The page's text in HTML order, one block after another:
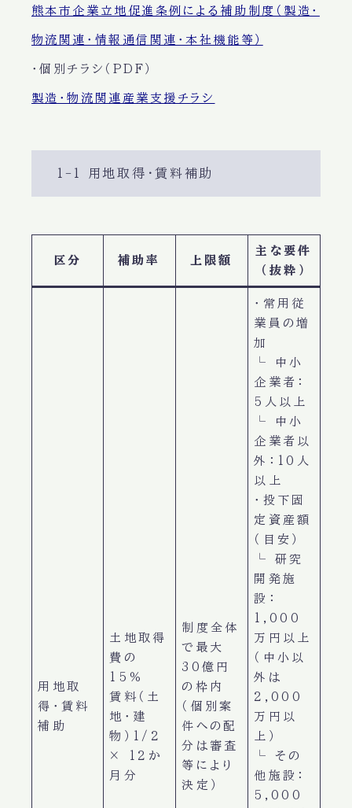
熊本市企業立地促進条例による補助制度（製造・
物流関連・情報通信関連・本社機能等）
・個別チラシ（PDF）
製造・物流関連産業支援チラシ
1-1 用地取得・賃料補助
区分 補助率 上限額
主な要件
（抜粋）
用地取
得・賃料
補助
土地取得
費の
15％
賃料（土
地・建
物）1/2
× 12か
月分
制度全体
で最大
30億円
の枠内
（個別案
件への配
分は審査
等により
決定）
・常用従
業員の増
加
└ 中小
企業者：
5人以上
└ 中小
企業者以
外：10人
以上
・投下固
定資産額
（目安）
└ 研究
開発施
設：
1,000
万円以上
（中小以
外は
2,000
万円以
上）
└ その
他施設：
5,000